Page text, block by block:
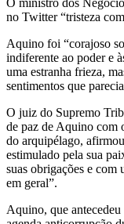
no Twitter “tristeza
Aquino foi “corajoso
indiferente ao poder e
uma estranha frieza,
sentimentos que
O juiz do Supremo
de paz de Aquino com
do arquipélago,
estimulado pela sua
suas obrigações e
em geral”.
Aquino, que